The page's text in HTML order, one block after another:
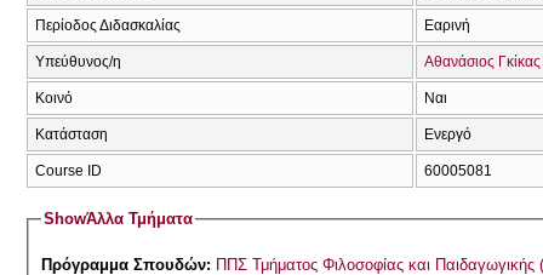
Περίοδος Διδασκαλίας Εαρινή
Υπεύθυνος/η Αθανάσιος Γκίκας
Κοινό Ναι
Κατάσταση Ενεργό
Course ID 60005081
ShowΆλλα Τμήματα
Πρόγραμμα Σπουδών: ΠΠΣ Τμήματος Φιλοσοφίας και Παιδαγωγικής